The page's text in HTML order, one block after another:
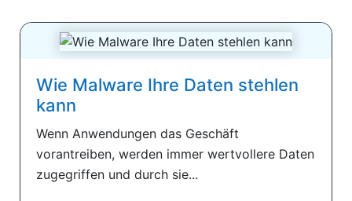
Wie Malware Ihre Daten stehlen
kann
Wenn Anwendungen das Geschäft
vorantreiben, werden immer wertvollere Daten
zugegriffen und durch sie...